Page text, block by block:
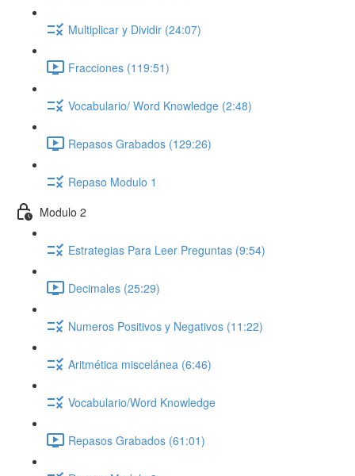
Multiplicar y Dividir (24:07)
Fracciones (119:51)
Vocabulario/ Word Knowledge (2:48)
Repasos Grabados (129:26)
Repaso Modulo 1
Modulo 2
Estrategias Para Leer Preguntas (9:54)
Decimales (25:29)
Numeros Positivos y Negativos (11:22)
Aritmética miscelánea (6:46)
Vocabulario/Word Knowledge
Repasos Grabados (61:01)